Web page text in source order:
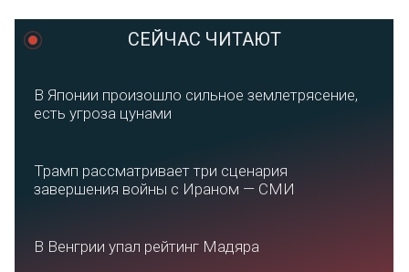
СЕЙЧАС ЧИТАЮТ
В Японии произошло сильное землетрясение,
есть угроза цунами
Трамп рассматривает три сценария
завершения войны с Ираном — СМИ
В Венгрии упал рейтинг Мадяра